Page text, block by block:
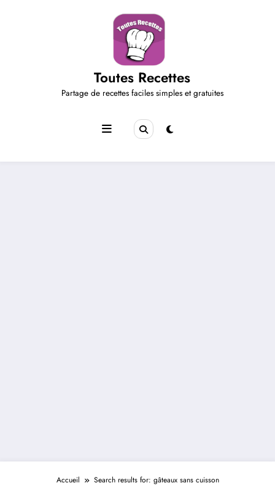
Toutes Recettes
Partage de recettes faciles simples et gratuites
Accueil Search results for: gâteaux sans cuisson